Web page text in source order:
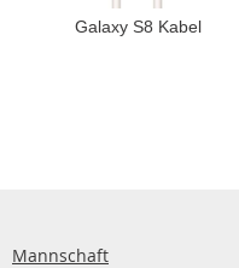
Galaxy S8 Kabel
Mannschaft